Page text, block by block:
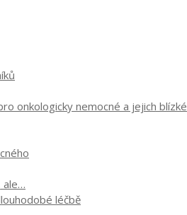
onkologicky nemocné a jejich blízké
ale…
léčbě